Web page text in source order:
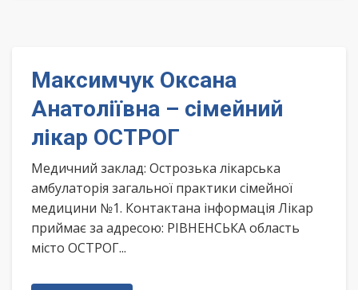
Максимчук Оксана
Анатоліївна – сімейний
лікар ОСТРОГ
Медичний заклад: Острозька лікарська
амбулаторія загальної практики сімейної
медицини №1. Контактана інформація Лікар
приймає за адресою: РІВНЕНСЬКА область
місто ОСТРОГ...